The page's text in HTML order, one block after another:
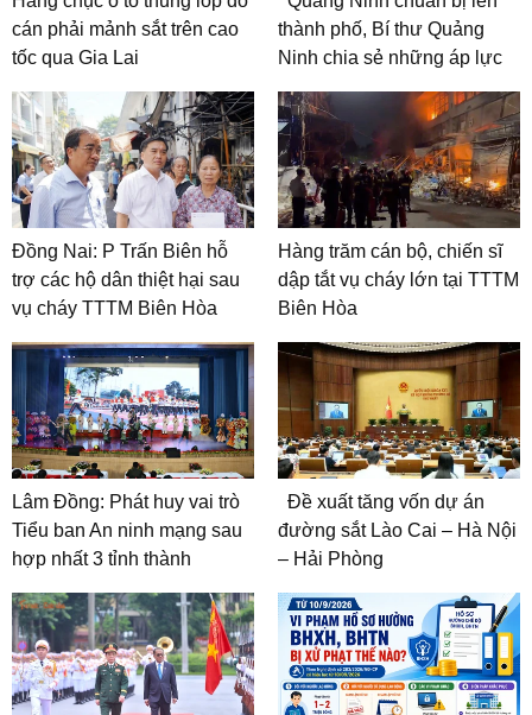
cán phải mảnh sắt trên cao
tốc qua Gia Lai
thành phố, Bí thư Quảng
Ninh chia sẻ những áp lực
Đồng Nai: P Trấn Biên hỗ
trợ các hộ dân thiệt hại sau
vụ cháy TTTM Biên Hòa
Hàng trăm cán bộ, chiến sĩ
dập tắt vụ cháy lớn tại TTTM
Biên Hòa
Lâm Đồng: Phát huy vai trò
Tiểu ban An ninh mạng sau
hợp nhất 3 tỉnh thành
Đề xuất tăng vốn dự án
đường sắt Lào Cai – Hà Nội
– Hải Phòng